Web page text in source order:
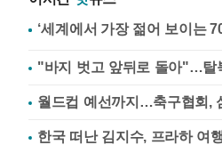
"바지 벗고 앞뒤로 돌아"…탈
월드컵 예선까지…축구협회,
한국 떠난 김지수, 프라하 여